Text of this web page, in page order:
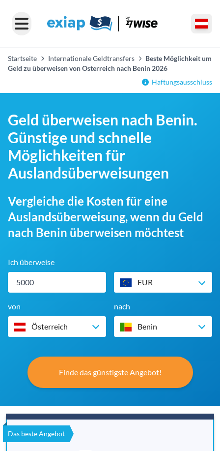
Startseite Internationale Geldtransfers
Beste Möglichkeit um
Geld zu überweisen von Osterreich nach Benin 2026
Haftungsausschluss
Geld überweisen nach Benin.
Günstige und schnelle
Möglichkeiten für
Auslandsüberweisungen
Vergleiche die Kosten für eine
Auslandsüberweisung, wenn du Geld
nach Benin überweisen möchtest
Ich überweise
EUR
von
Österreich
nach
Benin
Finde das günstigste Angebot!
Das beste Angebot